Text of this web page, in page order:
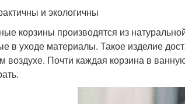
и экологичны
корзины производятся из
в уходе материалы. Такое изделие
воздухе. Почти каждая корзина в